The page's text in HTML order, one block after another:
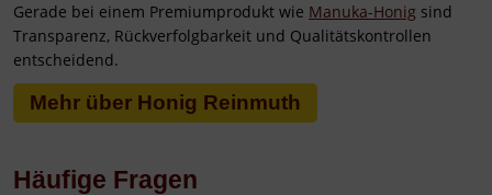
Gerade bei einem Premiumprodukt wie Manuka-Honig sind
Transparenz, Rückverfolgbarkeit und Qualitätskontrollen
entscheidend.
Mehr über Honig Reinmuth
Häufige Fragen